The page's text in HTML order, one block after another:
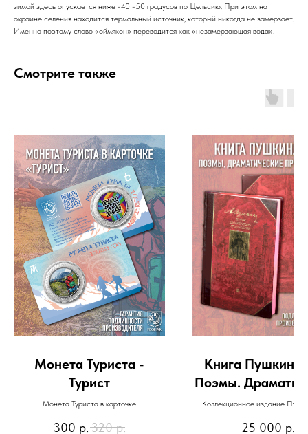
зимой здесь опускается ниже -40 -50 градусов по Цельсию. При этом на
окраине селения находится термальный источник, который никогда не замерзает.
Именно поэтому слово «оймякон» переводится как «незамерзающая вода».
Смотрите также
Монета Туриста -
Турист
Монета Туриста в карточке
300 р.320 р.
Книга Пушкин
Поэмы.
Коллекционное издание
25 000 р.